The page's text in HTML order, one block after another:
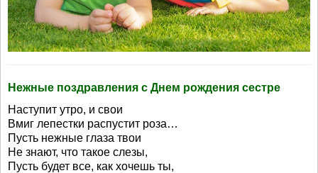
Нежные поздравления с Днем рождения сестре
Наступит утро, и свои
Вмиг лепестки распустит роза…
Пусть нежные глаза твои
Не знают, что такое слезы,
Пусть будет все, как хочешь ты,